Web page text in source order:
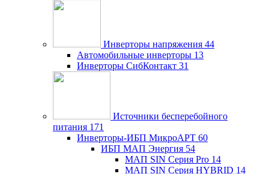
Инверторы напряжения 44
Автомобильные инверторы 13
Инверторы СибКонтакт 31
Источники бесперебойного
питания 171
Инверторы-ИБП МикроАРТ 60
ИБП МАП Энергия 54
МАП SIN Серия Pro 14
МАП SIN Серия HYBRID 14